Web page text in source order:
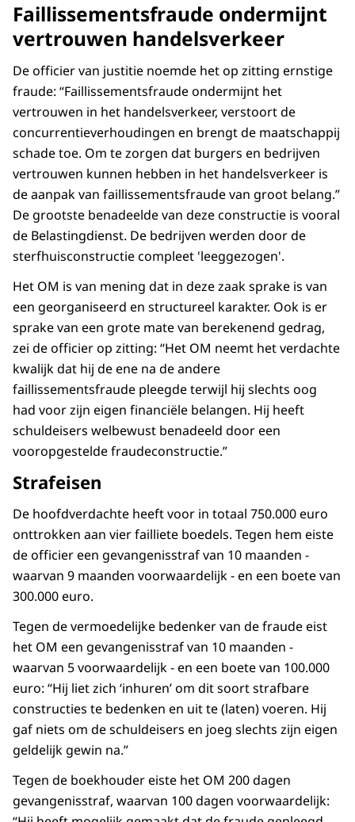
Faillissementsfraude ondermijnt
vertrouwen handelsverkeer
De officier van justitie noemde het op zitting ernstige
fraude: “Faillissementsfraude ondermijnt het
vertrouwen in het handelsverkeer, verstoort de
concurrentieverhoudingen en brengt de maatschappij
schade toe. Om te zorgen dat burgers en bedrijven
vertrouwen kunnen hebben in het handelsverkeer is
de aanpak van faillissementsfraude van groot belang.”
De grootste benadeelde van deze constructie is vooral
de Belastingdienst. De bedrijven werden door de
sterfhuisconstructie compleet 'leeggezogen'.
Het OM is van mening dat in deze zaak sprake is van
een georganiseerd en structureel karakter. Ook is er
sprake van een grote mate van berekenend gedrag,
zei de officier op zitting: “Het OM neemt het verdachte
kwalijk dat hij de ene na de andere
faillissementsfraude pleegde terwijl hij slechts oog
had voor zijn eigen financiële belangen. Hij heeft
schuldeisers welbewust benadeeld door een
vooropgestelde fraudeconstructie.”
Strafeisen
De hoofdverdachte heeft voor in totaal 750.000 euro
onttrokken aan vier failliete boedels. Tegen hem eiste
de officier een gevangenisstraf van 10 maanden -
waarvan 9 maanden voorwaardelijk - en een boete van
300.000 euro.
Tegen de vermoedelijke bedenker van de fraude eist
het OM een gevangenisstraf van 10 maanden -
waarvan 5 voorwaardelijk - en een boete van 100.000
euro: “Hij liet zich ‘inhuren’ om dit soort strafbare
constructies te bedenken en uit te (laten) voeren. Hij
gaf niets om de schuldeisers en joeg slechts zijn eigen
geldelijk gewin na.”
Tegen de boekhouder eiste het OM 200 dagen
gevangenisstraf, waarvan 100 dagen voorwaardelijk: